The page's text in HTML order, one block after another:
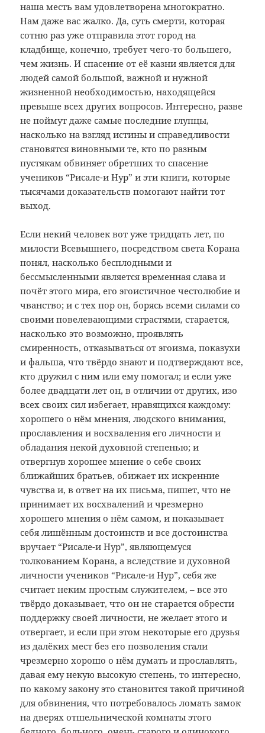
наша месть вам удовлетворена многократно.
Нам даже вас жалко. Да, суть смерти, которая
сотню раз уже отправила этот город на
кладбище, конечно, требует чего-то большего,
чем жизнь. И спасение от её казни является для
людей самой большой, важной и нужной
жизненной необходимостью, находящейся
превыше всех других вопросов. Интересно, разве
не поймут даже самые последние глупцы,
насколько на взгляд истины и справедливости
становятся виновными те, кто по разным
пустякам обвиняет обретших то спасение
учеников “Рисале-и Нур” и эти книги, которые
тысячами доказательств помогают найти тот
выход.
Если некий человек вот уже тридцать лет, по
милости Всевышнего, посредством света Корана
понял, насколько бесплодными и
бессмысленными является временная слава и
почёт этого мира, его эгоистичное честолюбие и
чванство; и с тех пор он, борясь всеми силами со
своими повелевающими страстями, старается,
насколько это возможно, проявлять
смиренность, отказываться от эгоизма, показухи
и фальша, что твёрдо знают и подтверждают все,
кто дружил с ним или ему помогал; и если уже
более двадцати лет он, в отличии от других, изо
всех своих сил избегает, нравящихся каждому:
хорошего о нём мнения, людского внимания,
прославления и восхваления его личности и
обладания некой духовной степенью; и
отвергнув хорошее мнение о себе своих
ближайших братьев, обижает их искренние
чувства и, в ответ на их письма, пишет, что не
принимает их восхвалений и чрезмерно
хорошего мнения о нём самом, и показывает
себя лишённым достоинств и все достоинства
вручает “Рисале-и Нур”, являющемуся
толкованием Корана, а вследствие и духовной
личности учеников “Рисале-и Нур”, себя же
считает неким простым служителем, – все это
твёрдо доказывает, что он не старается обрести
поддержку своей личности, не желает этого и
отвергает, и если при этом некоторые его друзья
из далёких мест без его позволения стали
чрезмерно хорошо о нём думать и прославлять,
давая ему некую высокую степень, то интересно,
по какому закону это становится такой причиной
для обвинения, что потребовалось ломать замок
на дверях отшельнической комнаты этого